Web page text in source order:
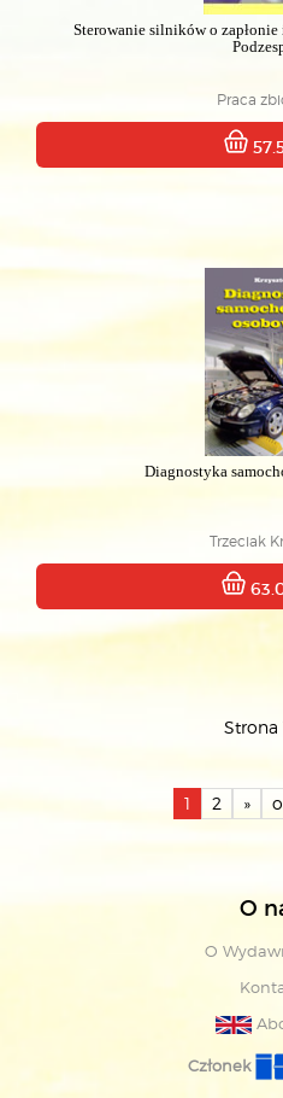
Sterowanie silników o zapłonie
Praca
Diagnostyka
Trzeciak
Strona
1 2 »
O
O
Członek